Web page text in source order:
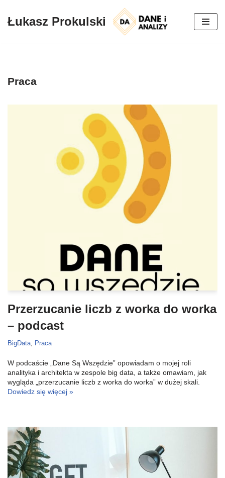
Przejdź
Łukasz Prokulski
Praca
Przerzucanie liczb z worka do worka
– podcast
BigData Praca
W podcaście „Dane Są Wszędzie” opowiadam o mojej roli
analityka i architekta w zespole big data, a także omawiam, jak
wygląda „przerzucanie liczb z worka do worka” w dużej skali.
Dowiedz się więcej »